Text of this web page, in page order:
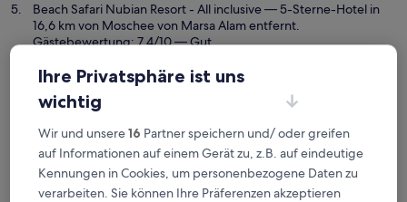
Beach Safari Nubian Resort - All inclusive— 5-Sterne-Hotel in
16,6 km von Moschee von Marsa Alam entfernt.
Gästebewertung: 7,4/10 — Gut.
Empfohlene Unterkünfte
Deine Ausgangsbasis nahe
Moschee von Marsa Alam
JAZ Costa Mares - Adults Only 16+
Ihre Privatsphäre ist uns
wichtig
Wir und unsere16 Partner speichern und/ oder greifen
auf Informationen auf einem Gerät zu, z.B. auf eindeutige
Kennungen in Cookies, um personenbezogene Daten zu
verarbeiten. Sie können Ihre Präferenzen akzeptieren